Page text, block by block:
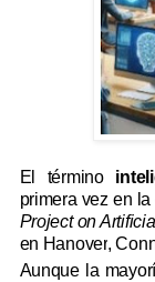
El término
primera vez en
Project on
en Hanover,
Aunque la